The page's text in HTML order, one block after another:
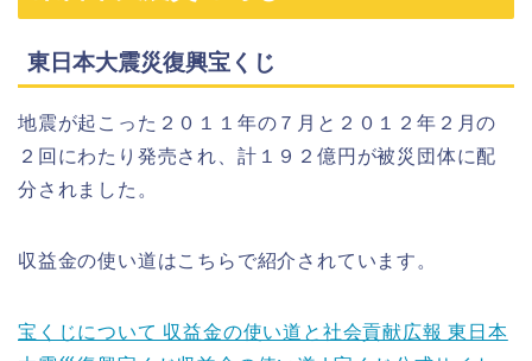
東日本大震災復興宝くじ
地震が起こった２０１１年の７月と２０１２年２月の
２回にわたり発売され、計１９２億円が被災団体に配
分されました。
収益金の使い道はこちらで紹介されています。
宝くじについて 収益金の使い道と社会貢献広報 東日本